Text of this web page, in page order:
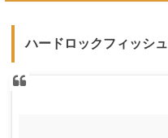
ハードロックフィッシュ